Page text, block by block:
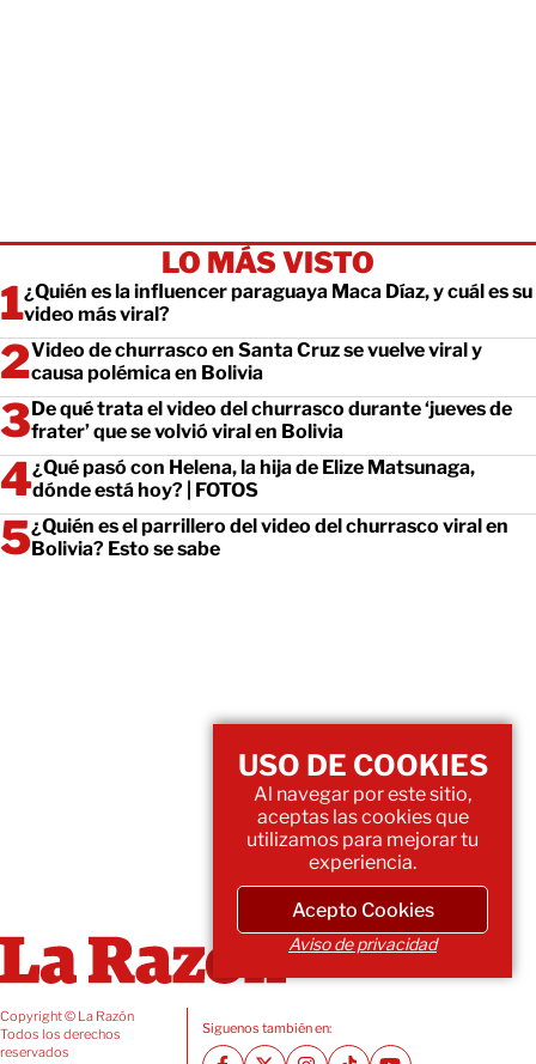
LO MÁS VISTO
¿Quién es la influencer paraguaya Maca Díaz, y cuál es su
video más viral?
Video de churrasco en Santa Cruz se vuelve viral y
causa polémica en Bolivia
De qué trata el video del churrasco durante ‘jueves de
frater’ que se volvió viral en Bolivia
¿Qué pasó con Helena, la hija de Elize Matsunaga,
dónde está hoy? | FOTOS
¿Quién es el parrillero del video del churrasco viral en
Bolivia? Esto se sabe
Copyright © La Razón
Todos los derechos
reservados
Siguenos también en:
USO DE COOKIES
Al navegar por este sitio,
aceptas las cookies que
utilizamos para mejorar tu
experiencia.
Acepto Cookies
Aviso de privacidad